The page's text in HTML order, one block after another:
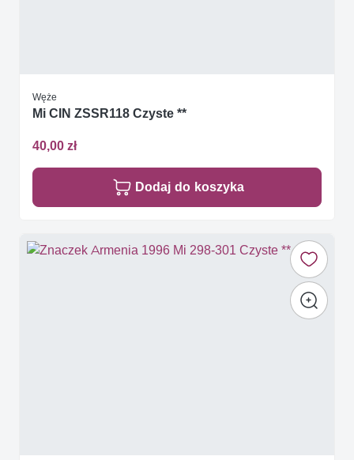
Węże
Mi CIN ZSSR118 Czyste **
40,00 zł
Dodaj do koszyka